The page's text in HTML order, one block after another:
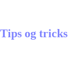
Tips og tricks